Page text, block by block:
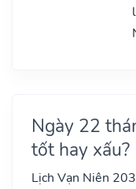
Ngày 22
tốt hay xấu?
Lịch Vạn Niên